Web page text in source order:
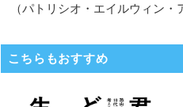
（パトリシオ・エイルウィン
こちらもおすすめ